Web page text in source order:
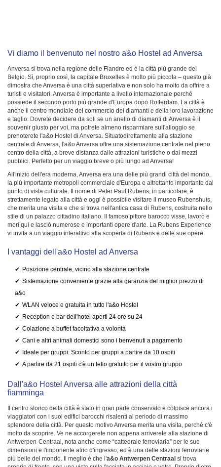
Vi diamo il benvenuto nel nostro a&o Hostel ad Anversa
Anversa si trova nella regione delle Fiandre ed è la città più grande del
Belgio. Sì, proprio così, la capitale Bruxelles è molto più piccola – questo già
dimostra che Anversa è una città superlativa e non solo ha molto da offrire a
turisti e visitatori. Anversa è importante a livello internazionale perché
possiede il secondo porto più grande d'Europa dopo Rotterdam. La città è
anche il centro mondiale del commercio dei diamanti e della loro lavorazione
e taglio. Dovrete decidere da soli se un anello di diamanti di Anversa è il
souvenir giusto per voi, ma potrete almeno risparmiare sull'alloggio se
prenoterete l'a&o Hostel di Anversa. Situatodirettamente alla stazione
centrale di Anversa, l'a&o Anversa offre una sistemazione centrale nel pieno
centro della città, a breve distanza dalle attrazioni turistiche o dai mezzi
pubblici. Perfetto per un viaggio breve o più lungo ad Anversa!
All'inizio dell'era moderna, Anversa era una delle più grandi città del mondo,
la più importante metropoli commerciale d'Europa e altrettanto importante dal
punto di vista culturale. Il nome di Peter Paul Rubens, in particolare, è
strettamente legato alla città e oggi è possibile visitare il museo Rubenshuis,
che merita una visita e che si trova nell'antica casa di Rubens, costruita nello
stile di un palazzo cittadino italiano. Il famoso pittore barocco visse, lavorò e
morì qui e lasciò numerose e importanti opere d'arte. La Rubens Experience
vi invita a un viaggio interattivo alla scoperta di Rubens e delle sue opere.
I vantaggi dell'a&o Hostel ad Anversa
Posizione centrale, vicino alla stazione centrale
Sistemazione conveniente grazie alla garanzia del miglior prezzo di
a&o
WLAN veloce e gratuita in tutto l'a&o Hostel
Reception e bar dell'hotel aperti 24 ore su 24
Colazione a buffet facoltativa a volontà
Cani e altri animali domestici sono i benvenuti a pagamento
Ideale per gruppi: Sconto per gruppi a partire da 10 ospiti
A partire da 21 ospiti c'è un letto gratuito per il vostro gruppo
Dall'a&o Hostel Anversa alle attrazioni della città
fiamminga
Il centro storico della città è stato in gran parte conservato e colpisce ancora i
viaggiatori con i suoi edifici barocchi risalenti al periodo di massimo
splendore della città. Per questo motivo Anversa merita una visita, perché c'è
molto da scoprire. Ve ne accorgerete non appena arriverete alla stazione di
Antwerpen-Centraal, nota anche come “cattedrale ferroviaria” per le sue
dimensioni e l'imponente atrio d'ingresso, ed è una delle stazioni ferroviarie
più belle del mondo. Il meglio è che l'a&o Antwerpen Centraal si trova